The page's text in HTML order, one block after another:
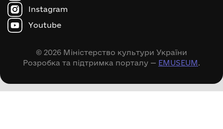
Instagram
Youtube
© 2026 Міністерство культури України
Розробка та підтримка порталу — EMUSEUM.